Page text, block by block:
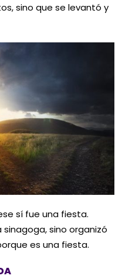
sino que se levantó y
sí fue una fiesta.
sino organizó
es una fiesta.